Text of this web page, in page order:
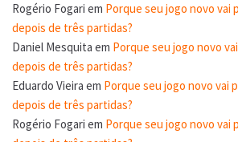
Rogério Fogari em Porque seu jogo novo vai
depois de três partidas?
Daniel Mesquita em Porque seu jogo novo
depois de três partidas?
Eduardo Vieira em Porque seu jogo novo vai
depois de três partidas?
Rogério Fogari em Porque seu jogo novo vai